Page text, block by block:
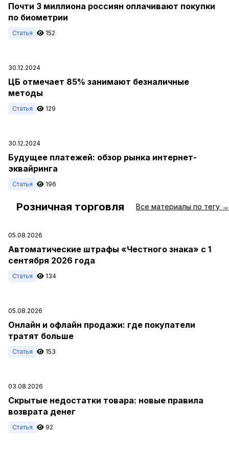
Почти 3 миллиона россиян оплачивают покупки
по биометрии
Статья 152
30.12.2024
ЦБ отмечает 85% занимают безналичные
методы
Статья 129
30.12.2024
Будущее платежей: обзор рынка интернет-
эквайринга
Статья 196
Розничная торговля Все материалы по тегу →
05.08.2026
Автоматические штрафы «Честного знака» с 1
сентября 2026 года
Статья 134
05.08.2026
Онлайн и офлайн продажи: где покупатели
тратят больше
Статья 153
03.08.2026
Скрытые недостатки товара: новые правила
возврата денег
Статья 92